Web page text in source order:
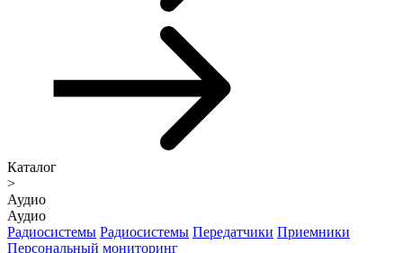
Каталог
>
Аудио
Аудио
Радиосистемы Радиосистемы Передатчики Приемники
Персональный мониторинг